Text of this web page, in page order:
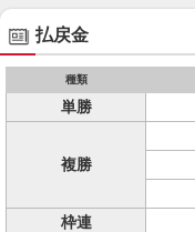
払戻金
種類
単勝
複勝
枠連